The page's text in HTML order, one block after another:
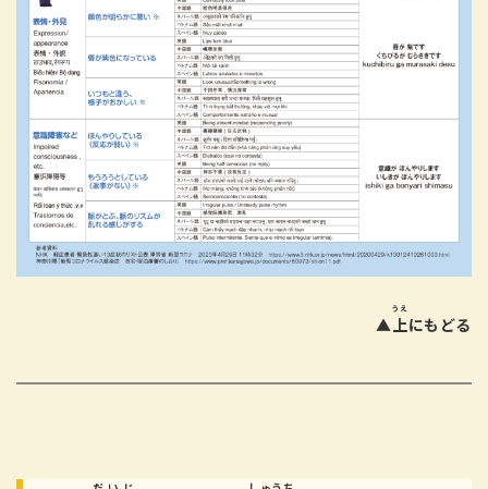
▲上
うえ
にもどる